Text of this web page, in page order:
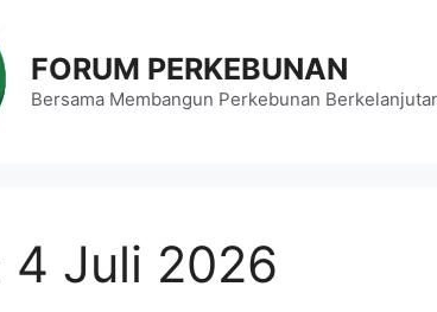
FORUM PERKEBUNAN
Bersama Membangun Perkebunan
4 Juli 2026